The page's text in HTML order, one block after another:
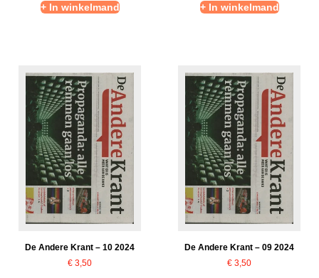
+ In winkelmand + In winkelmand
De Andere Krant – 10 2024
€ 3,50
De Andere Krant – 09 2024
€ 3,50